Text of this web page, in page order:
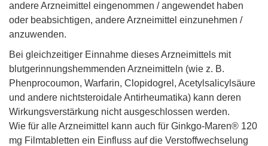
andere Arzneimittel eingenommen / angewendet haben
oder beabsichtigen, andere Arzneimittel einzunehmen /
anzuwenden.
Bei gleichzeitiger Einnahme dieses Arzneimittels mit
blutgerinnungshemmenden Arzneimitteln (wie z. B.
Phenprocoumon, Warfarin, Clopidogrel, Acetylsalicylsäure
und andere nichtsteroidale Antirheumatika) kann deren
Wirkungsverstärkung nicht ausgeschlossen werden.
Wie für alle Arzneimittel kann auch für Ginkgo-Maren® 120
mg Filmtabletten ein Einfluss auf die Verstoffwechselung